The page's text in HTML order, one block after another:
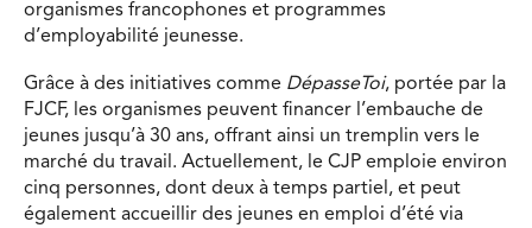
organismes francophones et programmes
d’employabilité jeunesse.
Grâce à des initiatives comme DépasseToi, portée par la
FJCF, les organismes peuvent financer l’embauche de
jeunes jusqu’à 30 ans, offrant ainsi un tremplin vers le
marché du travail. Actuellement, le CJP emploie environ
cinq personnes, dont deux à temps partiel, et peut
également accueillir des jeunes en emploi d’été via